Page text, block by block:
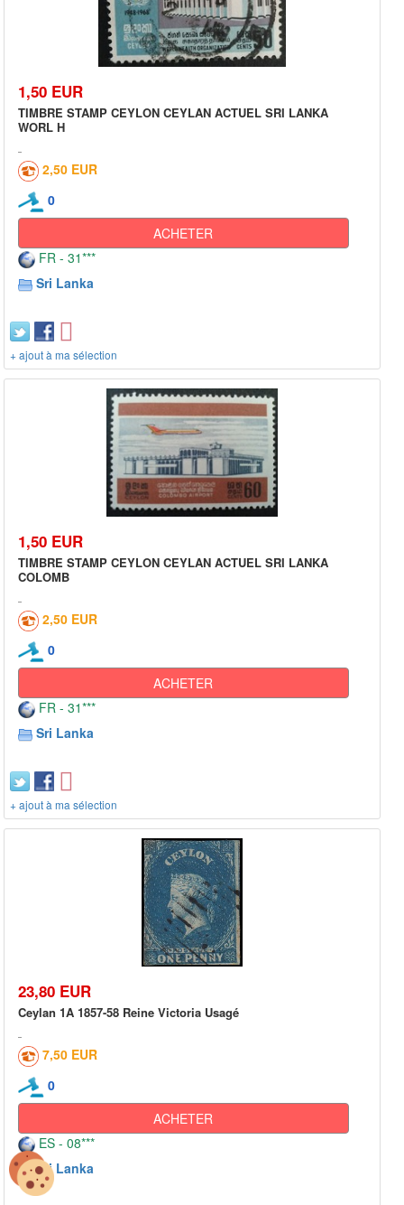
1,50 EUR
TIMBRE STAMP CEYLON CEYLAN ACTUEL SRI LANKA
WORL H
2,50 EUR
0
ACHETER
FR - 31***
Sri Lanka
+ ajout à ma sélection
1,50 EUR
TIMBRE STAMP CEYLON CEYLAN ACTUEL SRI LANKA
COLOMB
2,50 EUR
0
ACHETER
FR - 31***
Sri Lanka
+ ajout à ma sélection
23,80 EUR
Ceylan 1A 1857-58 Reine Victoria Usagé
7,50 EUR
0
ACHETER
ES - 08***
Sri Lanka